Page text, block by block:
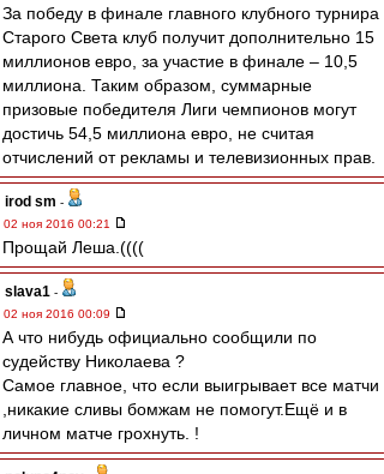
За победу в финале главного клубного турнира
Старого Света клуб получит дополнительно 15
миллионов евро, за участие в финале – 10,5
миллиона. Таким образом, суммарные
призовые победителя Лиги чемпионов могут
достичь 54,5 миллиона евро, не считая
отчислений от рекламы и телевизионных прав.
irod sm -
02 ноя 2016 00:21
Прощай Леша.((((
slava1 -
02 ноя 2016 00:09
А что нибудь официально сообщили по
судейству Николаева ?
Самое главное, что если выигрывает все матчи
,никакие сливы бомжам не помогут.Ещё и в
личном матче грохнуть. !